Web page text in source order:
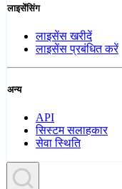
लाइसेंसिंग
लाइसेंस खरीदें
लाइसेंस प्रबंधित करें
अन्य
API
सिस्टम सलाहकार
सेवा स्थिति